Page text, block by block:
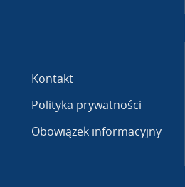
Kontakt
Polityka prywatności
Obowiązek informacyjny